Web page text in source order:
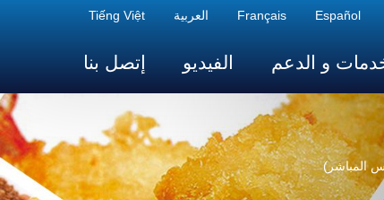
Español
Français العربية Tiếng Việt
و الدعم الفيديو إتصل بنا
المباشر)